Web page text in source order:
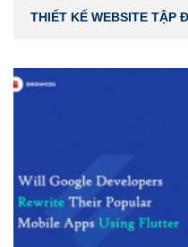
THIẾT KẾ WEBSITE TẬP